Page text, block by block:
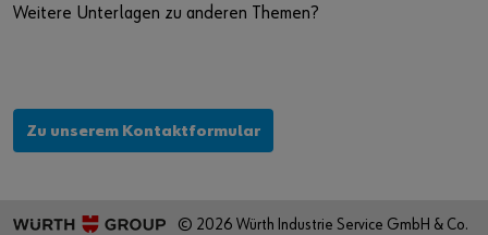
Weitere Unterlagen zu anderen Themen?
Zu unserem Kontaktformular
© 2026 Würth Industrie Service GmbH & Co.